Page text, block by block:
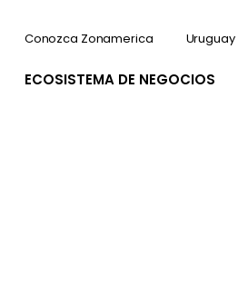
ECOSISTEMA DE NEGOCIOS
Conozca Zonamerica Uruguay